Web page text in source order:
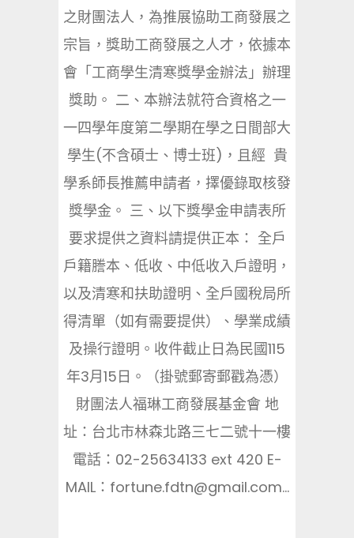
之財團法人，為推展協助工商發展之
宗旨，獎助工商發展之人才，依據本
會「工商學生清寒獎學金辦法」辦理
獎助。 二、本辦法就符合資格之一
一四學年度第二學期在學之日間部大
學生(不含碩士、博士班)，且經 貴
學系師長推薦申請者，擇優錄取核發
獎學金。 三、以下獎學金申請表所
要求提供之資料請提供正本： 全戶
戶籍謄本、低收、中低收入戶證明，
以及清寒和扶助證明、全戶國稅局所
得清單（如有需要提供）、學業成績
及操行證明。收件截止日為民國115
年3月15日。（掛號郵寄郵戳為憑）
財團法人福琳工商發展基金會 地
址：台北市林森北路三七二號十一樓
電話：02-25634133 ext 420 E-
MAIL：fortune.fdtn@gmail.com...